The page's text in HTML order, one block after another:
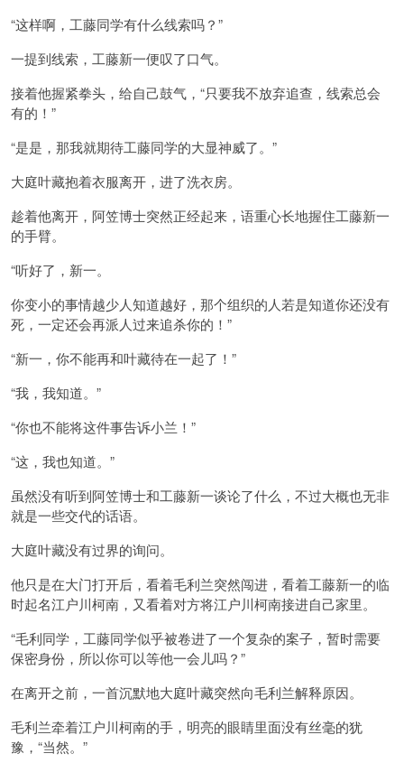
“这样啊，工藤同学有什么线索吗？”
一提到线索，工藤新一便叹了口气。
接着他握紧拳头，给自己鼓气，“只要我不放弃追查，线索总会
有的！”
“是是，那我就期待工藤同学的大显神威了。”
大庭叶藏抱着衣服离开，进了洗衣房。
趁着他离开，阿笠博士突然正经起来，语重心长地握住工藤新一
的手臂。
“听好了，新一。
你变小的事情越少人知道越好，那个组织的人若是知道你还没有
死，一定还会再派人过来追杀你的！”
“新一，你不能再和叶藏待在一起了！”
“我，我知道。”
“你也不能将这件事告诉小兰！”
“这，我也知道。”
虽然没有听到阿笠博士和工藤新一谈论了什么，不过大概也无非
就是一些交代的话语。
大庭叶藏没有过界的询问。
他只是在大门打开后，看着毛利兰突然闯进，看着工藤新一的临
时起名江户川柯南，又看着对方将江户川柯南接进自己家里。
“毛利同学，工藤同学似乎被卷进了一个复杂的案子，暂时需要
保密身份，所以你可以等他一会儿吗？”
在离开之前，一首沉默地大庭叶藏突然向毛利兰解释原因。
毛利兰牵着江户川柯南的手，明亮的眼睛里面没有丝毫的犹
豫，“当然。”